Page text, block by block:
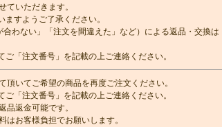
ていただきます。
すようご了承ください。
わない」「注文を間違えた」など）による返品・交換は
「注文番号」を記載の上ご連絡ください。
いてご希望の商品を再度ご注文ください。
「注文番号」を記載の上ご連絡ください。
品返金可能です。
はお客様負担でお願いします。